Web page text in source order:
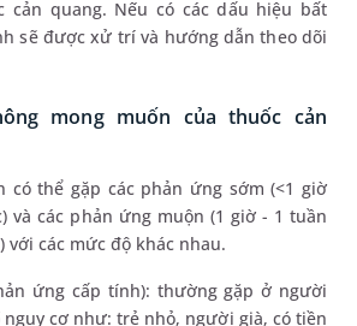
cản quang. Nếu có các dấu hiệu bất
sẽ được xử trí và hướng dẫn theo dõi
mong muốn của thuốc cản
có thể gặp các phản ứng sớm (<1 giờ
và các phản ứng muộn (1 giờ - 1 tuần
với các mức độ khác nhau.
ứng cấp tính): thường gặp ở người
nguy cơ như: trẻ nhỏ, người già, có tiền